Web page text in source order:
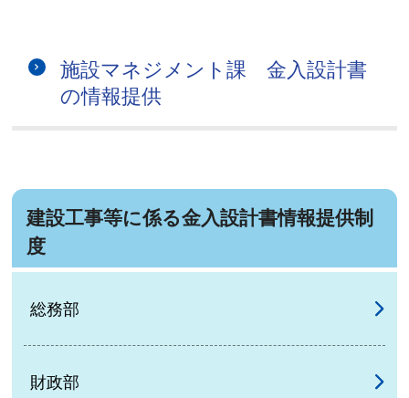
施設マネジメント課 金入設計書
の情報提供
建設工事等に係る金入設計書情報提供制
度
総務部
財政部